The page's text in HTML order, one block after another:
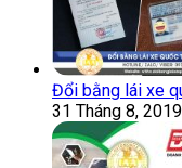
Đổi bằng lái xe
31 Tháng 8, 2019